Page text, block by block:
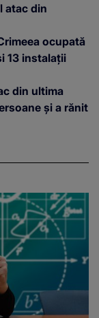
atac din
ocupată
13 instalații
din ultima
și a rănit